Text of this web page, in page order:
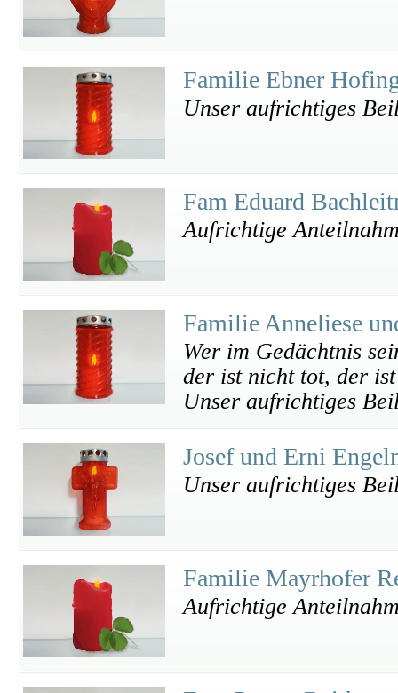
Familie Ebner
Unser aufrichtiges
Fam Eduard
Aufrichtige
Familie Anneliese
Wer im Gedächtnis
der ist nicht tot, der
Unser aufrichtiges
Josef und Erni
Unser aufrichtiges
Familie Mayrhofer
Aufrichtige